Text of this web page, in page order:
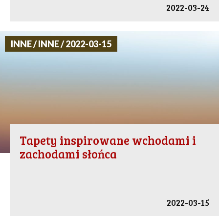
2022-03-24
INNE / INNE / 2022-03-15
Tapety inspirowane wchodami i
zachodami słońca
2022-03-15